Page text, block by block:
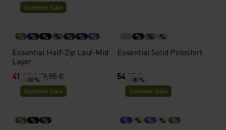
Summer Sale
% % % % % % %
Essential Half-Zip Lauf-Mid
Layer
41,95 €59,95 €
% % %
Essential Solid Poloshirt
54,95 €
-30 %
Summer Sale
% % %
-30 %
Summer Sale
% % % % %